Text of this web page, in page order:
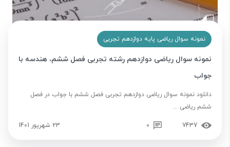
نمونه سوال ریاضی پایه دوازدهم تجربی
نمونه سوال ریاضی دوازدهم رشته تجربی فصل ششم، هندسه با
جواب
دانلود نمونه سوال ریاضی دوازدهم تجربی فصل ششم با جواب در فصل
ششم ریاضی ...
7437
0 23 شهریور 1401